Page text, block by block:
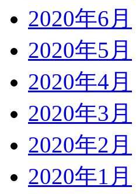
2020年6月
2020年5月
2020年4月
2020年3月
2020年2月
2020年1月